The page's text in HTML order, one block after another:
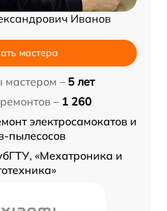
Иванов
мастера
мастером – 5 лет
– 1 260
электросамокатов и
пылесосов
«Мехатроника и